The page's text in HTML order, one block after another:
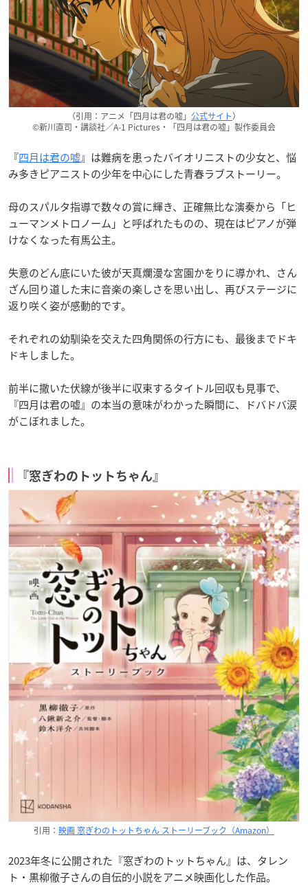
（引用：アニメ「四月は君の嘘」 公式サイト）
©新川直司・講談社／A-1 Pictures・「四月は君の嘘」製作委員会
『四月は君の嘘』は難病を患ったバイオリニストの少女と、悩
み多きピアニストの少年を中心にした青春ラブストーリー。
母のスパルタ指導で数々の賞に輝き、正確無比な演奏から「ヒ
ューマンメトロノーム」と呼ばれたものの、現在はピアノが弾
けなくなった有馬公主。
失意のどん底にいた彼が天真爛漫な宮園かをりに導かれ、さん
ざん回り道した末に音楽の楽しさを思い出し、再びステージに
返り咲く姿が感動的です。
それぞれの幼馴染を交えた四角関係の行方にも、最後までドキ
ドキしました。
前半に撒いた伏線が後半に収束するタイトル回収も見事で、
『四月は君の嘘』の本当の意味がわかった瞬間に、ドバドバ涙
がこぼれました。
『窓ぎわのトットちゃん』
引用： 映画 窓ぎわのトットちゃん ストーリーブック（Amazon）
2023年冬に公開された『窓ぎわのトットちゃん』は、タレン
ト・黒柳徹子さんの自伝的小説をアニメ映画化した作品。